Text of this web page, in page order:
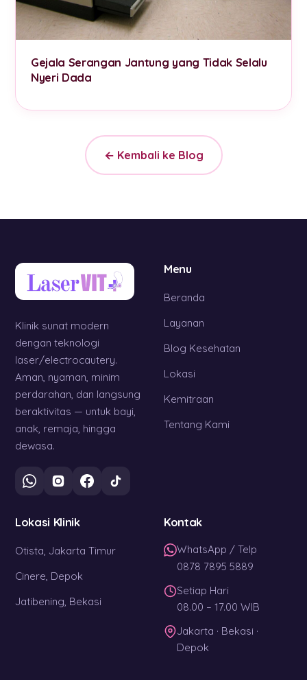
Gejala Serangan Jantung yang Tidak Selalu
Nyeri Dada
← Kembali ke Blog
Klinik sunat modern
dengan teknologi
laser/electrocautery.
Aman, nyaman, minim
perdarahan, dan langsung
beraktivitas — untuk bayi,
anak, remaja, hingga
dewasa.
Menu
Beranda
Layanan
Blog Kesehatan
Lokasi
Kemitraan
Tentang Kami
Lokasi Klinik
Otista, Jakarta Timur
Cinere, Depok
Jatibening, Bekasi
Kontak
WhatsApp / Telp
0878 7895 5889
Setiap Hari
08.00 – 17.00 WIB
Jakarta · Bekasi ·
Depok